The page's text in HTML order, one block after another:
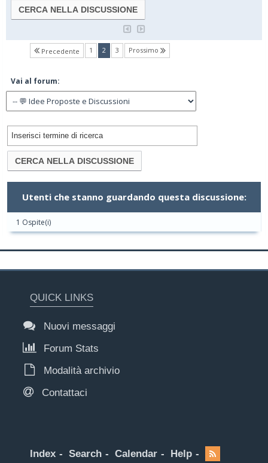
Precedente 1 2(current)
3 Prossimo
Vai al forum:
Utenti che stanno guardando questa discussione:
1 Ospite(i)
QUICK LINKS
Nuovi messaggi
Forum Stats
Modalità archivio
Contattaci
Index Search Calendar Help